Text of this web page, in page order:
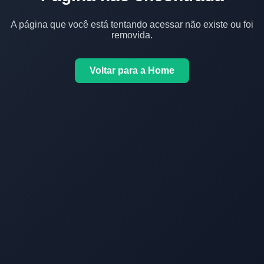
A página que você está tentando acessar não existe ou foi
removida.
Voltar para a Home